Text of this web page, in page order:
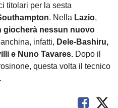
titolari per la sesta
. Nella Lazio,
giocherà nessun nuovo
infatti, Dele-Bashiru,
e Nuno Tavares. Dopo il
questa volta il tecnico